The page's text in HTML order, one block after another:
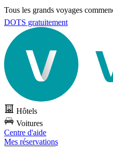
Tous les grands voyages
DOTS gratuitement
Hôtels
Voitures
Centre d'aide
Mes réservations